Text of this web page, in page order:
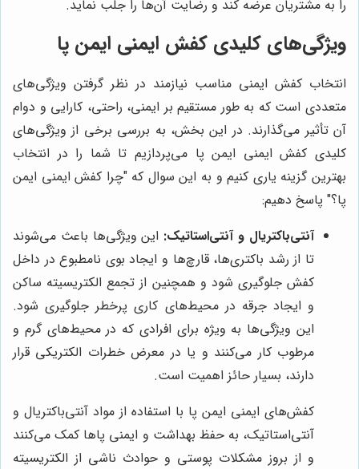
را به مشتریان عرضه کند و رضایت آن‌ها را جلب نماید.
ویژگی‌های کلیدی کفش ایمنی ایمن پا
انتخاب کفش ایمنی مناسب نیازمند در نظر گرفتن ویژگی‌های
متعددی است که به طور مستقیم بر ایمنی، راحتی، کارایی و دوام
آن تأثیر می‌گذارند. در این بخش، به بررسی برخی از ویژگی‌های
کلیدی کفش ایمنی ایمن پا می‌پردازیم تا شما را در انتخاب
بهترین گزینه یاری کنیم و به این سوال که "چرا کفش ایمنی ایمن
پا؟" پاسخ دهیم:
آنتی‌باکتریال و آنتی‌استاتیک: این ویژگی‌ها باعث می‌شوند
تا از رشد باکتری‌ها، قارچ‌ها و ایجاد بوی نامطبوع در داخل
کفش جلوگیری شود و همچنین از تجمع الکتریسیته ساکن
و ایجاد جرقه در محیط‌های کاری پرخطر جلوگیری شود.
این ویژگی‌ها به ویژه برای افرادی که در محیط‌های گرم و
مرطوب کار می‌کنند و یا در معرض خطرات الکتریکی قرار
دارند، بسیار حائز اهمیت است.
کفش‌های ایمنی ایمن پا با استفاده از مواد آنتی‌باکتریال و
آنتی‌استاتیک، به حفظ بهداشت و ایمنی پاها کمک می‌کنند
و از بروز مشکلات پوستی و حوادث ناشی از الکتریسیته